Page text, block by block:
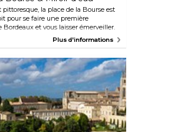
la place de la Bourse est
pour se faire une première
Bordeaux et vous laisser émerveiller.
une place très photogénique,
au miroir d'eau qui crée un reflet
figure sur la liste du
de l'UNESCO pour son
et son histoire.
Plus d'informations